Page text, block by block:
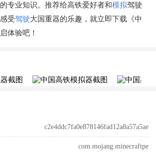
专业知识。推荐给高铁爱好者和模拟驾驶
受驾驶大国重器的乐趣，就立即下载《中
体验吧！
c2e4ddc7fa0e878146fad12a8a57a5ae
com.mojang.minecraftpe